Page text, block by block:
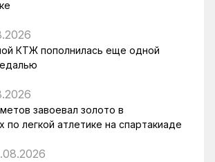
КТЖ пополнилась еще одной
завоевал золото в
по легкой атлетике на спартакиаде